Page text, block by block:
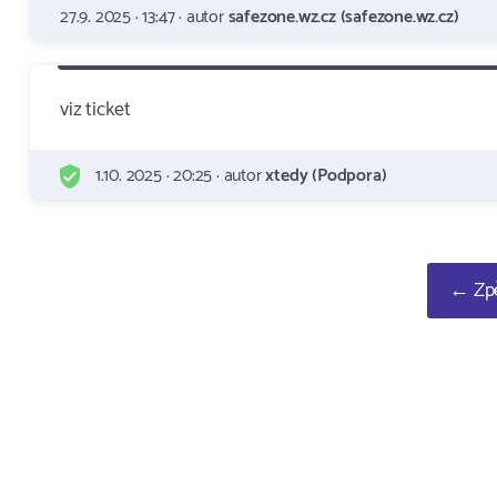
27.9. 2025 · 13:47 · autorsafezone.wz.cz (safezone.wz.cz)
viz ticket
1.10. 2025 · 20:25 · autorxtedy (Podpora)
←